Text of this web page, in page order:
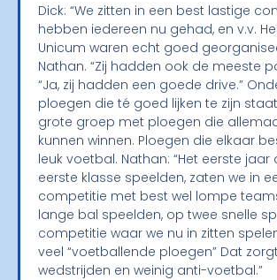
Dick: “We zitten in een best lastige
hebben iedereen nu gehad, en v.v.
Unicum waren echt goed
Nathan. “Zij hadden ook de meeste
“Ja, zij hadden een goede drive.”
ploegen die té goed lijken te zijn
grote groep met ploegen die
kunnen winnen. Ploegen die elkaar
leuk voetbal. Nathan: “Het eerste jaar
eerste klasse speelden, zaten we in
competitie met best wel lompe
lange bal speelden, op twee snelle
competitie waar we nu in zitten
veel “voetballende ploegen” Dat
wedstrijden en weinig anti-voetbal.”